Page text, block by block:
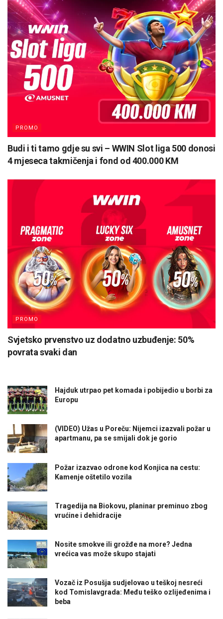
PROMO
Budi i ti tamo gdje su svi – WWIN Slot liga 500 donosi
4 mjeseca takmičenja i fond od 400.000 KM
PROMO
Svjetsko prvenstvo uz dodatno uzbuđenje: 50%
povrata svaki dan
Hajduk utrpao pet komada i pobijedio u borbi za
Europu
(VIDEO) Užas u Poreču: Nijemci izazvali požar u
apartmanu, pa se smijali dok je gorio
Požar izazvao odrone kod Konjica na cestu:
Kamenje oštetilo vozila
Tragedija na Biokovu, planinar preminuo zbog
vrućine i dehidracije
Nosite smokve ili grožđe na more? Jedna
vrećica vas može skupo stajati
Vozač iz Posušja sudjelovao u teškoj nesreći
kod Tomislavgrada: Među teško ozlijeđenima i
beba